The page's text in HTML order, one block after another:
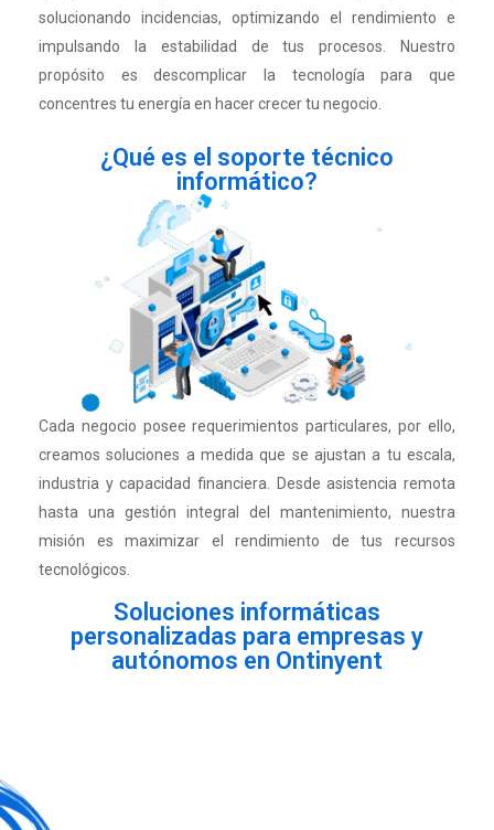
Soluciones informáticas
personalizadas para empresas y
autónomos en Ontinyent
Cada negocio posee requerimientos particulares, por ello,
creamos soluciones a medida que se ajustan a tu escala,
industria y capacidad financiera. Desde asistencia remota
hasta una gestión integral del mantenimiento, nuestra
misión es maximizar el rendimiento de tus recursos
tecnológicos.
¿Qué es el soporte técnico
informático?
solucionando incidencias, optimizando el rendimiento e
impulsando la estabilidad de tus procesos. Nuestro
propósito es descomplicar la tecnología para que
concentres tu energía en hacer crecer tu negocio.